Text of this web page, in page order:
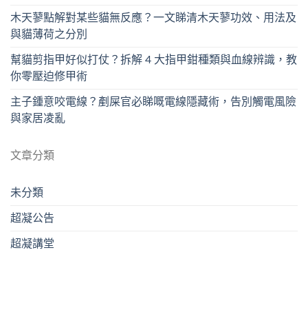
木天蓼點解對某些貓無反應？一文睇清木天蓼功效、用法及
與貓薄荷之分別
幫貓剪指甲好似打仗？拆解 4 大指甲鉗種類與血線辨識，教
你零壓迫修甲術
主子鍾意咬電線？剷屎官必睇嘅電線隱藏術，告別觸電風險
與家居凌亂
文章分類
未分類
超凝公告
超凝講堂